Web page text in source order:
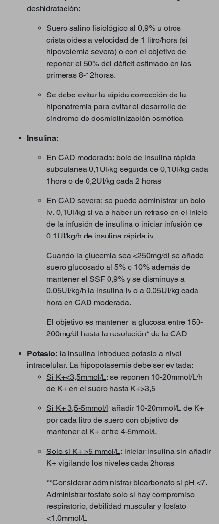
deshidratación:
Suero salino fisiológico al 0,9% u otros
cristaloides a velocidad de 1 litro/hora (si
hipovolemia severa) o con el objetivo de
reponer el 50% del déficit estimado en las
primeras 8-12horas.
Se debe evitar la rápida corrección de la
hiponatremia para evitar el desarrollo de
síndrome de desmielinización osmótica
Insulina:
En CAD moderada: bolo de insulina rápida
subcutánea 0,1UI/kg seguida de 0,1UI/kg cada
1hora o de 0,2UI/kg cada 2 horas
En CAD severa: se puede administrar un bolo
iv. 0,1UI/kg si va a haber un retraso en el inicio
de la infusión de insulina o iniciar infusión de
0,1UI/kg/h de insulina rápida iv.
Cuando la glucemia sea <250mg/dl se añade
suero glucosado al 5% o 10% además de
mantener el SSF 0,9% y se disminuye a
0,05UI/kg/h la insulina iv o a 0,05UI/kg cada
hora en CAD moderada.
El objetivo es mantener la glucosa entre 150-
200mg/dl hasta la resolución* de la CAD
Potasio: la insulina introduce potasio a nivel
intracelular. La hipopotasemia debe ser evitada:
Si K+<3,5mmol/L: se reponen 10-20mmol/L/h
de K+ en el suero hasta K+>3,5
Si K+ 3,5-5mmol/l: añadir 10-20mmol/L de K+
por cada litro de suero con objetivo de
mantener el K+ entre 4-5mmol/L
Solo si K+ >5 mmol/L: iniciar insulina sin añadir
K+ vigilando los niveles cada 2horas
**Considerar administrar bicarbonato si pH <7.
Administrar fosfato solo si hay compromiso
respiratorio, debilidad muscular y fosfato
<1.0mmol/L